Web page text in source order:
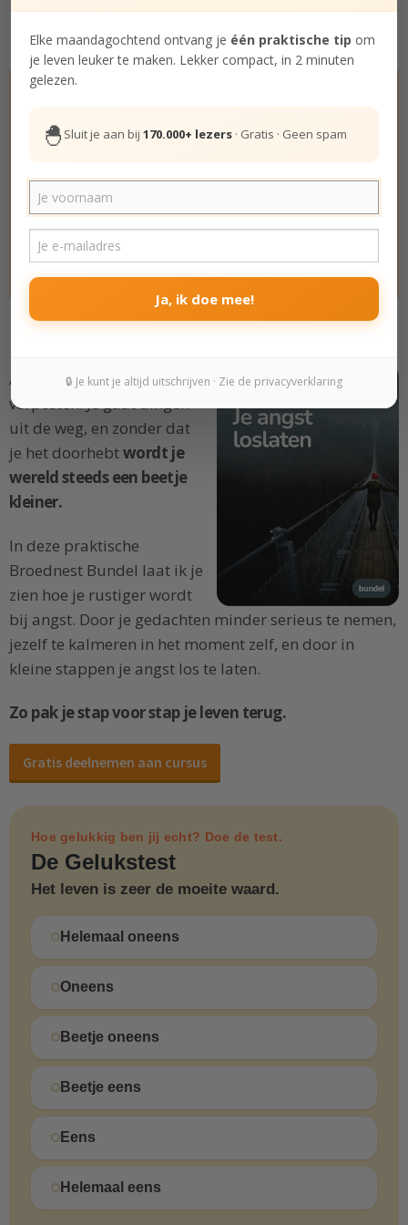
strategie
Ga aan de slag met mijn
aan de slag met mijn praktische online
cursus om meer zelfvertrouwen te krijgen.
duizenden soChicken lezers gingen je voor!😊
Angst kan je leven flink
verpesten. Je gaat dingen
uit de weg, en zonder dat
je het doorhebtwordt je
wereld steeds een beetje
kleiner.
In deze praktische
Broednest Bundel laat ik je
zien hoe je rustiger wordt
bij angst. Door je gedachten minder serieus te nemen,
jezelf te kalmeren in het moment zelf, en door in
kleine stappen je angst los te laten.
Zo pak je stap voor stap je leven terug.
Gratis deelnemen aan cursus
Hoe gelukkig ben jij echt? Doe de test.
De Gelukstest
Het leven is zeer de moeite waard.
Helemaal oneens
Oneens
Beetje oneens
Beetje eens
Eens
Helemaal eens
Elke maandagochtend ontvang je één praktische tip om
je leven leuker te maken. Lekker compact, in 2 minuten
gelezen.
🐣 Sluit je aan bij 170.000+ lezers · Gratis · Geen spam
Ja, ik doe mee!
🔒 Je kunt je altijd uitschrijven · Zie de privacyverklaring